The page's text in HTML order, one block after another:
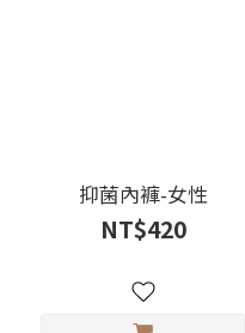
抑菌內褲-女性
NT$420